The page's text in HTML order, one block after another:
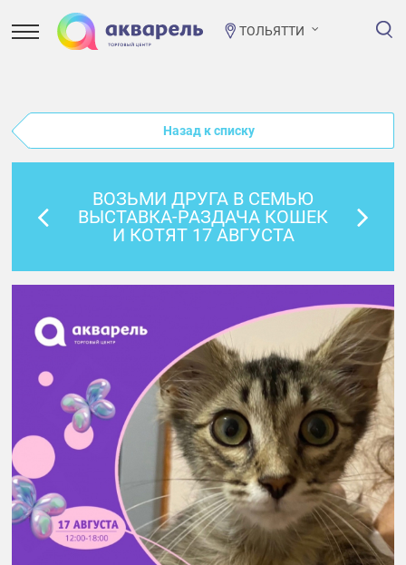
ТОЛЬЯТТИ
Назад к списку
ВОЗЬМИ ДРУГА В СЕМЬЮ
ВЫСТАВКА-РАЗДАЧА КОШЕК
И КОТЯТ 17 АВГУСТА